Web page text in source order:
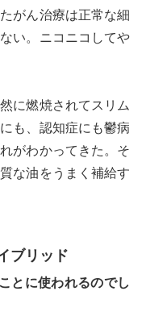
がん治療は正常な細
い。ニコニコしてや
に燃焼されてスリム
も、認知症にも鬱病
がわかってきた。そ
な油をうまく補給す
ブリッド
とに使われるのでし